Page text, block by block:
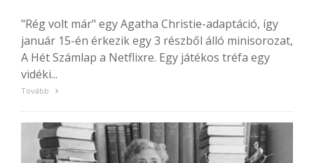
"Rég volt már" egy Agatha Christie-adaptáció, így
január 15-én érkezik egy 3 részből álló minisorozat,
A Hét Számlap a Netflixre. Egy játékos tréfa egy
vidéki...
Tovább